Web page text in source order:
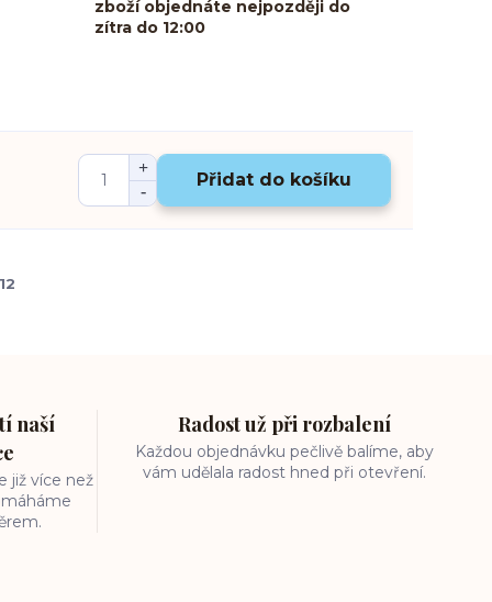
zboží objednáte nejpozději do
zítra do 12:00
Přidat do košíku
naší
již více než
Radost už při rozbalení
Každou objednávku pečlivě balíme, aby
vám udělala radost hned při otevření.